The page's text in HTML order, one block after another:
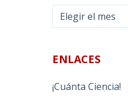
Archivos
ENLACES
¡Cuánta Ciencia!